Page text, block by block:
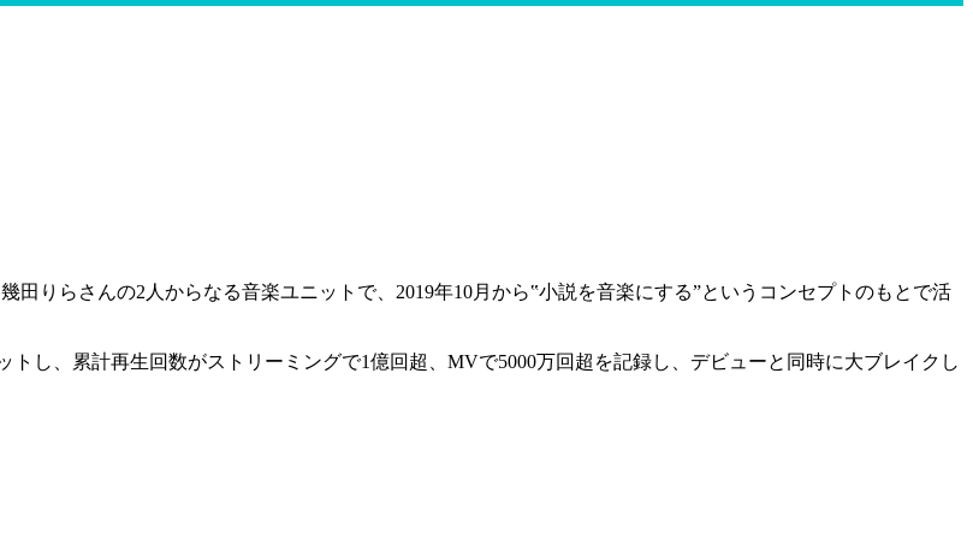
田りらさんの2人からなる音楽ユニットで、2019年10月から‟小説を音楽にする”というコンセプトのもとで活
し、累計再生回数がストリーミングで1億回超、MVで5000万回超を記録し、デビューと同時に大ブレイクし